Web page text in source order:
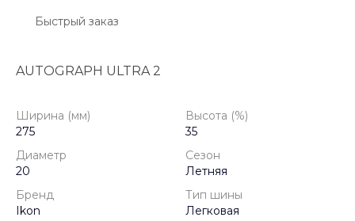
Быстрый заказ
AUTOGRAPH ULTRA 2
Ширина (мм)
275
Высота (%)
35
Диаметр
20
Сезон
Летняя
Бренд
Ikon
Тип шины
Легковая